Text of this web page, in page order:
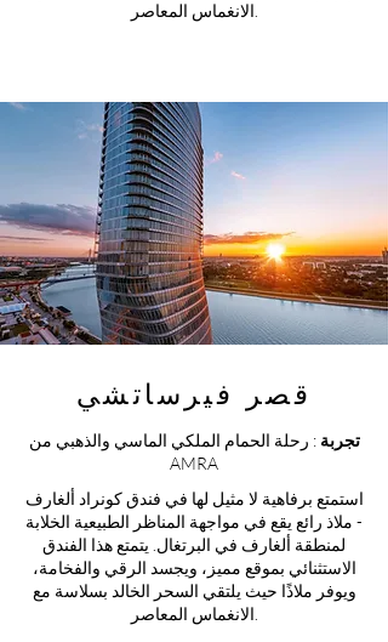
قصر فيرساتشي
تجربة : رحلة الحمام الملكي الماسي والذهبي من
AMRA
استمتع برفاهية لا مثيل لها في فندق كونراد ألغارف
- ملاذ رائع يقع في مواجهة المناظر الطبيعية الخلابة
لمنطقة ألغارف في البرتغال. يتمتع هذا الفندق
الاستثنائي بموقع مميز، ويجسد الرقي والفخامة،
ويوفر ملاذًا حيث يلتقي السحر الخالد بسلاسة مع